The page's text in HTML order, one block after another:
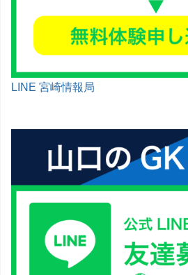
LINE 宮崎情報局